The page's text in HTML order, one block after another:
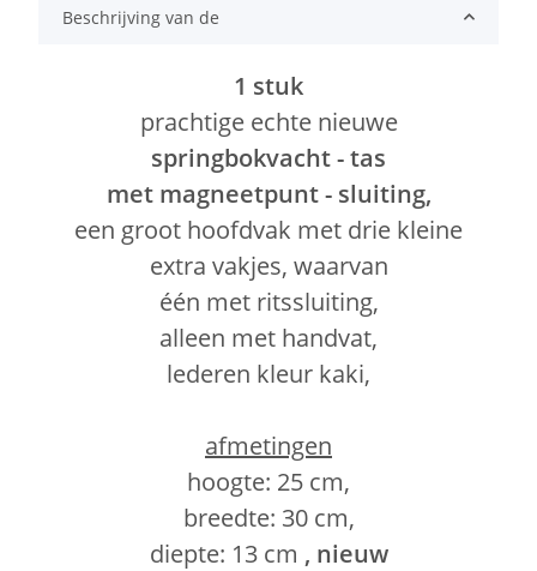
Beschrijving van de
1 stuk
prachtige echte nieuwe
springbokvacht - tas
met magneetpunt - sluiting,
een groot hoofdvak met drie kleine
extra vakjes, waarvan
één met ritssluiting,
alleen met handvat,
lederen kleur kaki,
afmetingen
hoogte: 25 cm,
breedte: 30 cm,
diepte: 13 cm , nieuw